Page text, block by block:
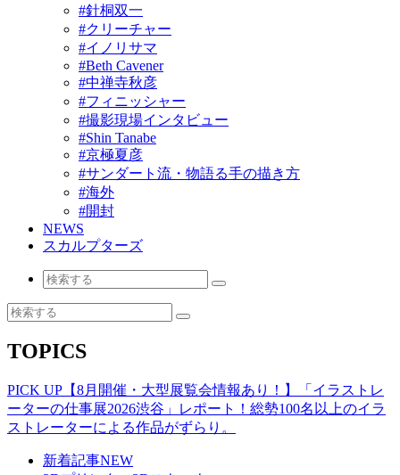
#針桐双一
#クリーチャー
#イノリサマ
#Beth Cavener
#中禅寺秋彦
#フィニッシャー
#撮影現場インタビュー
#Shin Tanabe
#京極夏彦
#サンダート流・物語る手の描き方
#海外
#開封
NEWS
スカルプターズ
TOPICS
PICK UP 【8月開催・大型展覧会情報あり！】「イラストレ
ーターの仕事展2026渋谷」レポート！総勢100名以上のイラ
ストレーターによる作品がずらり。
新着記事NEW